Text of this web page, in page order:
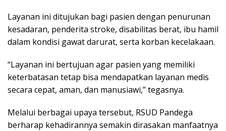
Layanan ini ditujukan bagi pasien dengan penurunan
kesadaran, penderita stroke, disabilitas berat, ibu hamil
dalam kondisi gawat darurat, serta korban kecelakaan.
“Layanan ini bertujuan agar pasien yang memiliki
keterbatasan tetap bisa mendapatkan layanan medis
secara cepat, aman, dan manusiawi,” tegasnya.
Melalui berbagai upaya tersebut, RSUD Pandega
berharap kehadirannya semakin dirasakan manfaatnya